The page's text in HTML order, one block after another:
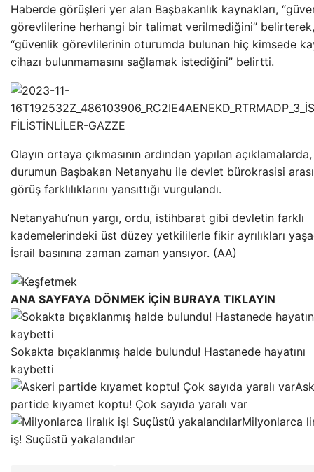
Haberde görüşleri yer alan Başbakanlık kaynakları,
görevlilerine herhangi bir talimat verilmediğini” belirterek,
“güvenlik görevlilerinin oturumda bulunan hiç kimsede
cihazı bulunmamasını sağlamak istediğini” belirtti.
Olayın ortaya çıkmasının ardından yapılan açıklamalarda,
durumun Başbakan Netanyahu ile devlet bürokrasisi
görüş farklılıklarını yansıttığı vurgulandı.
Netanyahu’nun yargı, ordu, istihbarat gibi devletin farklı
kademelerindeki üst düzey yetkililerle fikir ayrılıkları
İsrail basınına zaman zaman yansıyor. (AA)
ANA SAYFAYA DÖNMEK İÇİN BURAYA TIKLAYIN
Sokakta bıçaklanmış halde bulundu! Hastanede hayatını
kaybetti
partide kıyamet koptu! Çok sayıda yaralı var
Milyonlarca
iş! Suçüstü yakalandılar